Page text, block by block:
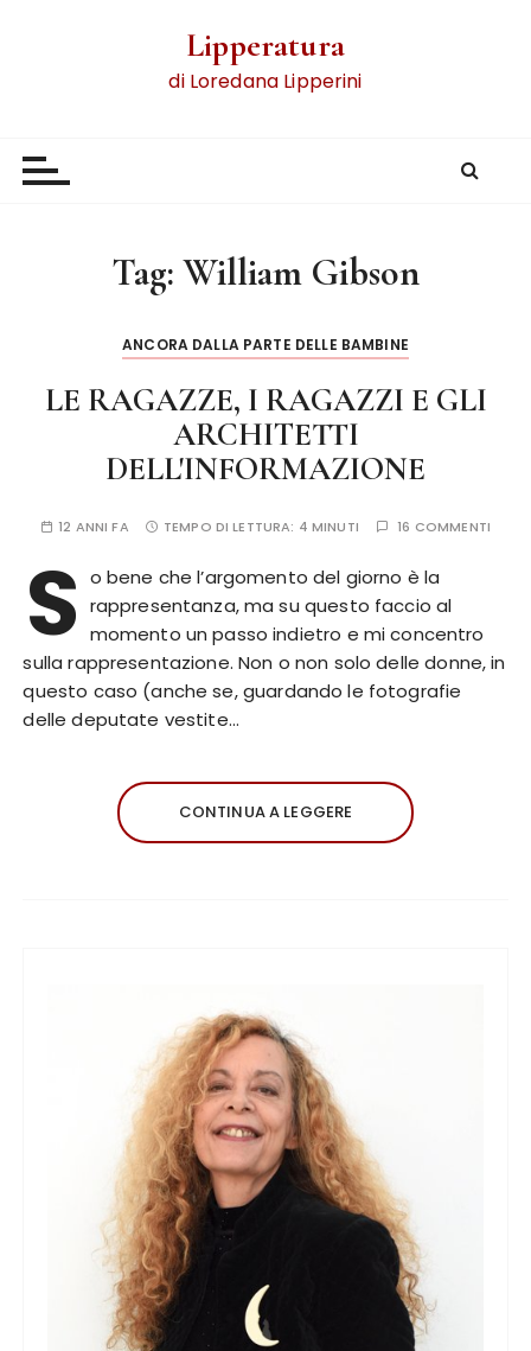
Lipperatura
di Loredana Lipperini
Tag: William Gibson
ANCORA DALLA PARTE DELLE BAMBINE
LE RAGAZZE, I RAGAZZI E GLI
ARCHITETTI
DELL'INFORMAZIONE
12 ANNI FA TEMPO DI LETTURA: 4 MINUTI 16 COMMENTI
S o bene che l’argomento del giorno è la
rappresentanza, ma su questo faccio al
momento un passo indietro e mi concentro
sulla rappresentazione. Non o non solo delle donne, in
questo caso (anche se, guardando le fotografie
delle deputate vestite…
CONTINUA A LEGGERE